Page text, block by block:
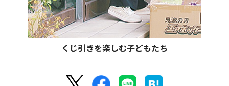
くじ引きを楽しむ子どもたち